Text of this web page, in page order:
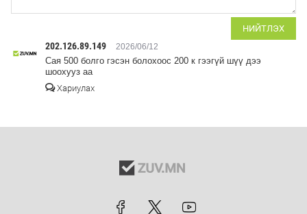
НИЙТЛЭХ
202.126.89.149 2026/06/12
Сая 500 болго гэсэн болохоос 200 к гээгүй шүү дээ
шоохууз аа
Хариулах